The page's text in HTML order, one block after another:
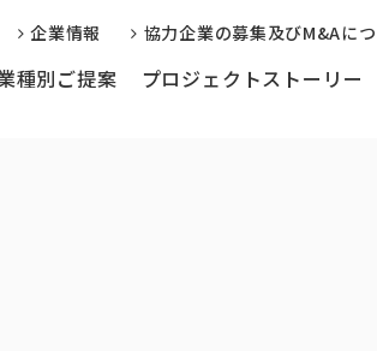
企業情報 協力企業の募集及びM&Aに
種別ご提案 プロジェクトストーリー